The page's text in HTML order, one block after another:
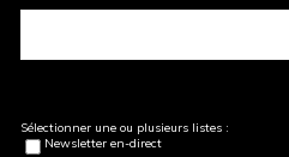
Sélectionner une ou plusieurs listes :
Newsletter en-direct